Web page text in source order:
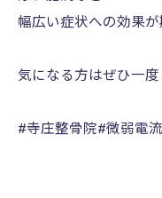
幅広い症状への効果
気になる方はぜひ一
#寺庄整骨院#微弱電